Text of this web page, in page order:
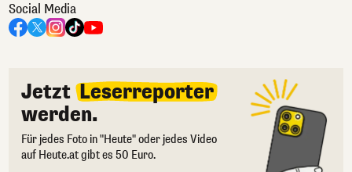
Social Media
Jetzt Leserreporter
werden.
Für jedes Foto in "Heute" oder jedes Video
auf Heute.at gibt es 50 Euro.